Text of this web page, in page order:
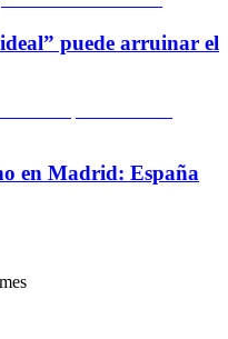
puede arruinar el
en Madrid: España